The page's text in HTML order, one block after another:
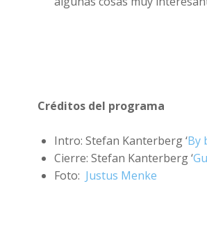
Créditos del programa
Intro: Stefan Kanterberg ‘By
Cierre: Stefan Kanterberg ‘
Foto: Justus Menke